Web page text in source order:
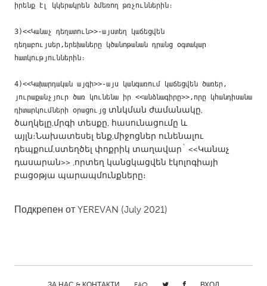
Detroit, MI
Durham, NC
Gainesville, FL
Georgetown, MA
Gloucester, MA
Los Angeles, CA
Miami, FL
New York City, NY
Newburgh, NY
Newburyport, MA
North Minneapolis, MN
Oahu, HI
Orlando, FL
Peekskill, NY
Philadelphia, PA
Poughkeepsie, NY
Rhode Island
իրենք էլ կկերակրեն ձմեռող թռչուններին։
3)<<Կանաչ դեղատուն>>-այստեղ կաճեցվեն
դեղաբույսեր,երեխաները կծանոթանան դրանց օգտակար
հատկություններին։
4)<<Կախարդական այգի>>-այս կանգառում կաճեցվեն ծառեր,
յուրաքանչյուր ծառ կունենա իր <<անձնագիրը>>,որը կհանդիսանա
դիտարկումների օրացույց տնկման ժամանակը,
ծաղկելը,մրգի տեսքը, հասունացումը և
այլն։Նախատեսել ենք,միջոցներ ունենալու
դեպքում,ստեղծել փոքրիկ տաղավար` <<Կանաչ
դասարան>> ,որտեղ կանցկացվեն էկոլոգիայի
բացօթյա պարապմունքները։
Подкрепен от YEREVAN (July 2021)